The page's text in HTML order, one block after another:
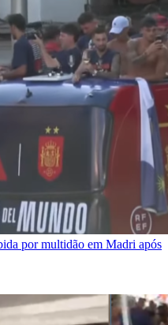
por multidão em Madri após